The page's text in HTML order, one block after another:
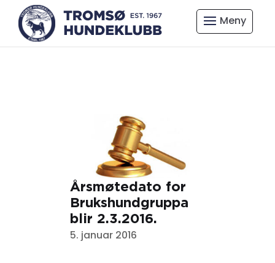
Årsmøtedato for
Brukshundgruppa
blir 2.3.2016.
5. januar 2016